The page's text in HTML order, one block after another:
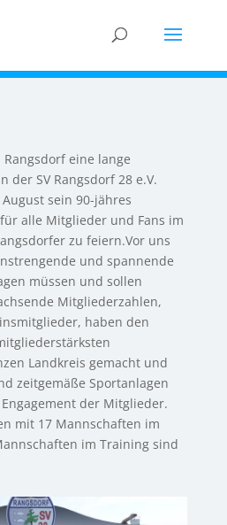
eine lange
der SV Rangsdorf 28 e.V.
sein 90-jähres
alle Mitglieder und Fans im
zu feiern.Vor uns
und spannende
müssen und sollen
Mitgliederzahlen,
haben den
Landkreis gemacht und
zeitgemäße Sportanlagen
der Mitglieder.
mit 17 Mannschaften im
im Training sind